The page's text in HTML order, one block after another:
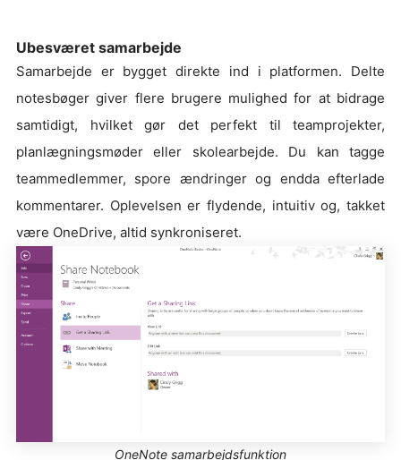
Ubesværet samarbejde
Samarbejde er bygget direkte ind i platformen. Delte
notesbøger giver flere brugere mulighed for at bidrage
samtidigt, hvilket gør det perfekt til teamprojekter,
planlægningsmøder eller skolearbejde. Du kan tagge
teammedlemmer, spore ændringer og endda efterlade
kommentarer. Oplevelsen er flydende, intuitiv og, takket
være OneDrive, altid synkroniseret.
OneNote samarbejdsfunktion